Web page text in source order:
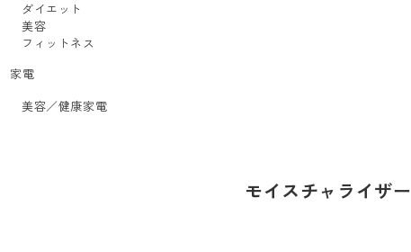
ダイエット
美容
フィットネス
家電
美容／健康家電
モイスチャライザー